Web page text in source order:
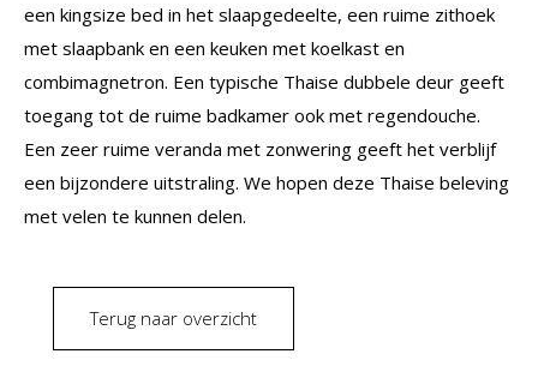
een kingsize bed in het slaapgedeelte, een ruime zithoek
met slaapbank en een keuken met koelkast en
combimagnetron. Een typische Thaise dubbele deur geeft
toegang tot de ruime badkamer ook met regendouche.
Een zeer ruime veranda met zonwering geeft het verblijf
een bijzondere uitstraling. We hopen deze Thaise beleving
met velen te kunnen delen.
Terug naar overzicht